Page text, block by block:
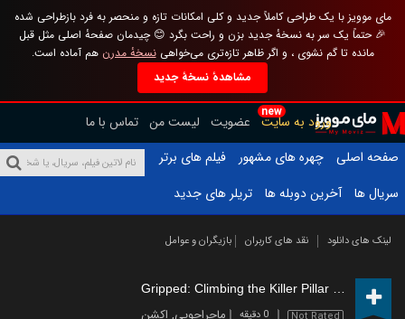
مای موویز با یک طراحی کاملاً جدید و کلی امکانات تازه و منحصر به فرد بازطراحی شده
🎉 حتماً یک سر به نسخهٔ جدید بزن و راحت بگرد 😊 چیدمان صفحهٔ اصلی مثل قبل
مانده تا گم نشوی ، و اگر ظاهر تازه‌تری می‌خواهینسخهٔ مدرن هم آماده است.
مشاهدهٔ نسخهٔ جدید
new
ورود به سایت عضویت لیست من تماس با ما
صفحه اصلی
چهره های مشهور
فیلم های برتر
سریال ها
آخرین دوبله ها تریلر های جدید
لینک های دانلود نقد های کاربران بازیگران و عوامل
(2020)
0 دقیقه ماجراجویی, اکشن